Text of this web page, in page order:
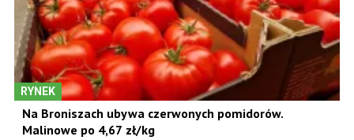
RYNEK
Na Broniszach ubywa czerwonych pomidorów.
Malinowe po 4,67 zł/kg